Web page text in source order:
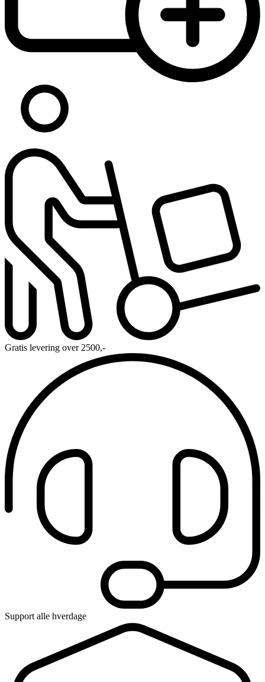
Gratis levering over 2500,-
Support alle hverdage